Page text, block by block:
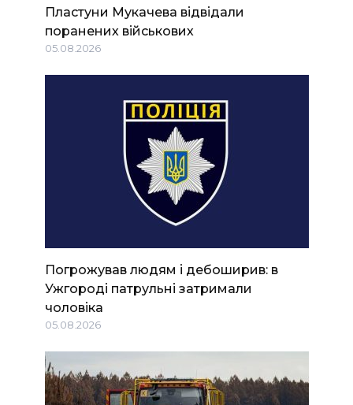
Пластуни Мукачева відвідали
поранених військових
05.08.2026
Погрожував людям і дебоширив: в
Ужгороді патрульні затримали
чоловіка
05.08.2026